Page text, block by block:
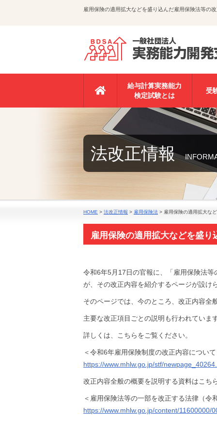
雇用保険の適用拡大などを盛り込んだ雇用保険法等の
給与計算実務能力
検定試験とは
受
法改正情報
HOME > 法改正情報 > 雇用保険法 > 雇用保険の適用拡大な
雇用保険の適用拡大などを盛
令和6年5月17日の官報に、「雇用保険法
が、その改正内容を紹介するページが設け
そのページでは、今のところ、改正内容全
主要な改正項目ごとの説明も行われていま
詳しくは、こちらをご覧ください。
＜令和6年雇用保険制度の改正内容について
https://www.mhlw.go.jp/stf/
改正内容全般の概要を説明する資料はこち
＜雇用保険法等の一部を改正する法律（令
https://www.mhlw.go.jp/content/11600000/